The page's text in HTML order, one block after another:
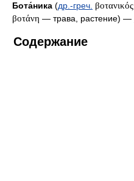
Бота́ника (др.-греч. βοτανικός
βοτάνη — трава, растение) —
Содержание